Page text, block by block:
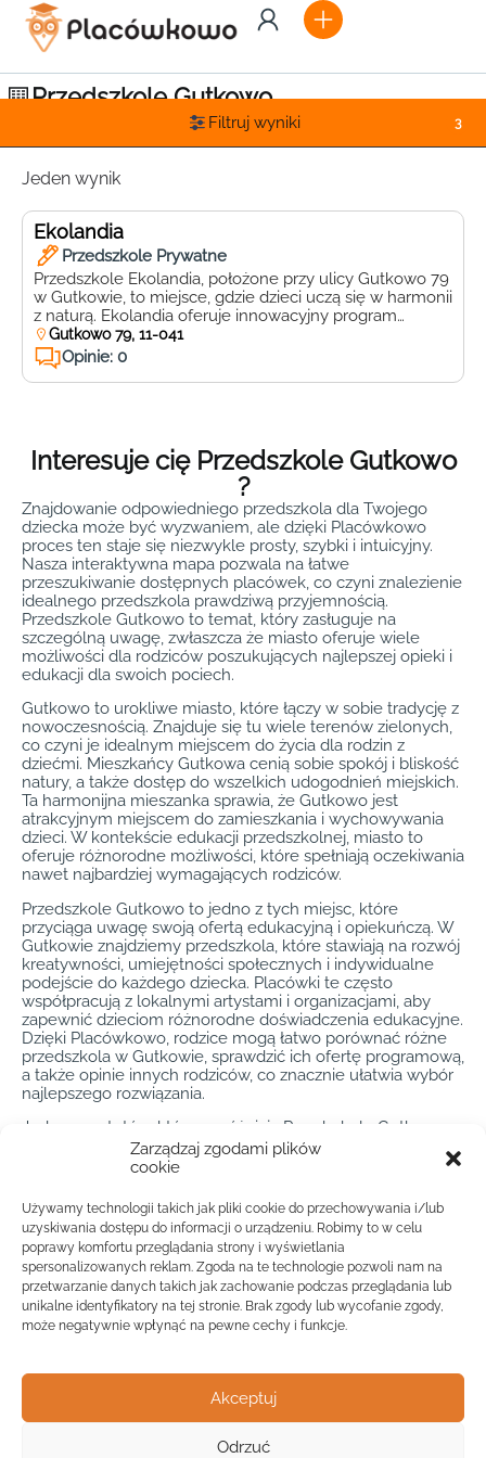
Zarządzaj zgodami plików
cookie
Używamy technologii takich jak pliki cookie do przechowywania i/lub
uzyskiwania dostępu do informacji o urządzeniu. Robimy to w celu
poprawy komfortu przeglądania strony i wyświetlania
spersonalizowanych reklam. Zgoda na te technologie pozwoli nam na
przetwarzanie danych takich jak zachowanie podczas przeglądania lub
unikalne identyfikatory na tej stronie. Brak zgody lub wycofanie zgody,
może negatywnie wpłynąć na pewne cechy i funkcje.
Akceptuj
Odrzuć
Przedszkole Gutkowo
Filtruj wyniki 3
Jeden wynik
Ekolandia
Przedszkole Prywatne
Przedszkole Ekolandia, położone przy ulicy Gutkowo 79
w Gutkowie, to miejsce, gdzie dzieci uczą się w harmonii
z naturą. Ekolandia oferuje innowacyjny program
edukacyjny, który łączy tradycyjne metody nauczania z
ekologicznym podejściem. Wykwalifikowana kadra
pedagogiczna, pełna pasji i zaangażowania, zapewnia
dzieciom wszechstronny rozwój, dbając o ich potrzeby
Gutkowo 79, 11-041
Opinie: 0
Interesuje cię Przedszkole Gutkowo
?
Znajdowanie odpowiedniego przedszkola dla Twojego
dziecka może być wyzwaniem, ale dzięki Placówkowo
proces ten staje się niezwykle prosty, szybki i intuicyjny.
Nasza interaktywna mapa pozwala na łatwe
przeszukiwanie dostępnych placówek, co czyni znalezienie
idealnego przedszkola prawdziwą przyjemnością.
Przedszkole Gutkowo to temat, który zasługuje na
szczególną uwagę, zwłaszcza że miasto oferuje wiele
możliwości dla rodziców poszukujących najlepszej opieki i
edukacji dla swoich pociech.
Gutkowo to urokliwe miasto, które łączy w sobie tradycję z
nowoczesnością. Znajduje się tu wiele terenów zielonych,
co czyni je idealnym miejscem do życia dla rodzin z
dziećmi. Mieszkańcy Gutkowa cenią sobie spokój i bliskość
natury, a także dostęp do wszelkich udogodnień miejskich.
Ta harmonijna mieszanka sprawia, że Gutkowo jest
atrakcyjnym miejscem do zamieszkania i wychowywania
dzieci. W kontekście edukacji przedszkolnej, miasto to
oferuje różnorodne możliwości, które spełniają oczekiwania
nawet najbardziej wymagających rodziców.
Przedszkole Gutkowo to jedno z tych miejsc, które
przyciąga uwagę swoją ofertą edukacyjną i opiekuńczą. W
Gutkowie znajdziemy przedszkola, które stawiają na rozwój
kreatywności, umiejętności społecznych i indywidualne
podejście do każdego dziecka. Placówki te często
współpracują z lokalnymi artystami i organizacjami, aby
zapewnić dzieciom różnorodne doświadczenia edukacyjne.
Dzięki Placówkowo, rodzice mogą łatwo porównać różne
przedszkola w Gutkowie, sprawdzić ich ofertę programową,
a także opinie innych rodziców, co znacznie ułatwia wybór
najlepszego rozwiązania.
Jednym z atutów, które wyróżniają Przedszkole Gutkowo,
jest jego zaangażowanie w edukację ekologiczną. Wiele
placówek organizuje zajęcia na świeżym powietrzu, gdzie
sposób. Tego typu inicjatywy są doceniane przez rodziców,
którzy chcą, aby ich dzieci rozwijały się w zgodzie z naturą.
Dzięki Placówkowo, znalezienie przedszkola, które oferuje
takie programy, jest niezwykle proste, co pozwala rodzicom
na dokonanie świadomego wyboru.
Podsumowując, Przedszkole Gutkowo to doskonały wybór
dla rodziców poszukujących wysokiej jakości edukacji i
Zaawansowane narzędzia wyszukiwania i przyjazny
interfejs sprawiają, że znalezienie idealnego przedszkola w
Gutkowie staje się prawdziwą przyjemnością, a rodzice
mogą być pewni, że dokonali najlepszego wyboru dla
Widok mapy